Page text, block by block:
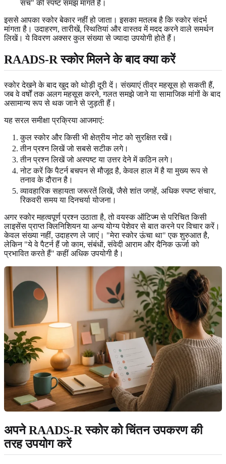
सच" की स्पष्ट समझ मांगते हैं।
इससे आपका स्कोर बेकार नहीं हो जाता। इसका मतलब है कि स्कोर संदर्भ
मांगता है। उदाहरण, तारीखें, स्थितियां और वास्तव में मदद करने वाले समर्थन
लिखें। ये विवरण अक्सर कुल संख्या से ज्यादा उपयोगी होते हैं।
RAADS-R स्कोर मिलने के बाद क्या करें
स्कोर देखने के बाद खुद को थोड़ी दूरी दें। संख्याएं तीव्र महसूस हो सकती हैं,
जब वे वर्षों तक अलग महसूस करने, गलत समझे जाने या सामाजिक मांगों के बाद
असामान्य रूप से थक जाने से जुड़ती हैं।
यह सरल समीक्षा प्रक्रिया आजमाएं:
कुल स्कोर और किसी भी क्षेत्रीय नोट को सुरक्षित रखें।
तीन प्रश्न लिखें जो सबसे सटीक लगे।
तीन प्रश्न लिखें जो अस्पष्ट या उत्तर देने में कठिन लगे।
नोट करें कि पैटर्न बचपन से मौजूद है, केवल हाल में है या मुख्य रूप से
तनाव के दौरान है।
व्यावहारिक सहायता जरूरतें लिखें, जैसे शांत जगहें, अधिक स्पष्ट संचार,
रिकवरी समय या दिनचर्या योजना।
अगर स्कोर महत्वपूर्ण प्रश्न उठाता है, तो वयस्क ऑटिज्म से परिचित किसी
लाइसेंस प्राप्त क्लिनिशियन या अन्य योग्य पेशेवर से बात करने पर विचार करें।
केवल संख्या नहीं, उदाहरण ले जाएं। "मेरा स्कोर ऊंचा था" एक शुरुआत है,
लेकिन "ये वे पैटर्न हैं जो काम, संबंधों, संवेदी आराम और दैनिक ऊर्जा को
प्रभावित करते हैं" कहीं अधिक उपयोगी है।
अपने RAADS-R स्कोर को चिंतन उपकरण की
तरह उपयोग करें